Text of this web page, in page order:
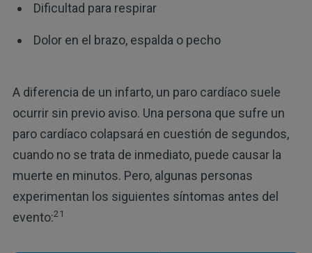
Dificultad para respirar
Dolor en el brazo, espalda o pecho
A diferencia de un infarto, un paro cardíaco suele
ocurrir sin previo aviso. Una persona que sufre un
paro cardíaco colapsará en cuestión de segundos,
cuando no se trata de inmediato, puede causar la
muerte en minutos. Pero, algunas personas
experimentan los siguientes síntomas antes del
evento:21